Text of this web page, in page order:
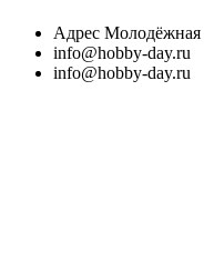
Адрес Молодёжная
info@hobby-day.ru
info@hobby-day.ru